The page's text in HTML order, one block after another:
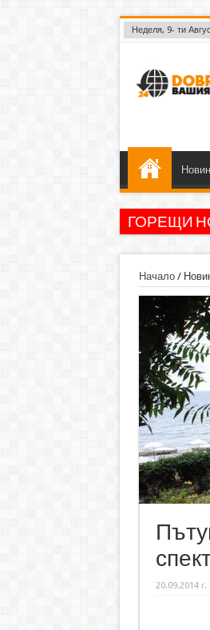
Неделя, 9- ти
ГОРЕЩИ
Начало/
20.09.2014 г.